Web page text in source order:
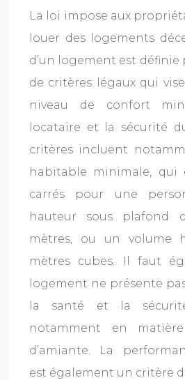
La loi impose aux
louer des logements
d’un logement est définie
de critères légaux qui
niveau de confort
locataire et la sécurité
critères incluent
habitable minimale, qui
carrés pour une
hauteur sous plafond
mètres, ou un volume
mètres cubes. Il faut
logement ne présente
la santé et la
notamment en
d’amiante. La
est également un critère